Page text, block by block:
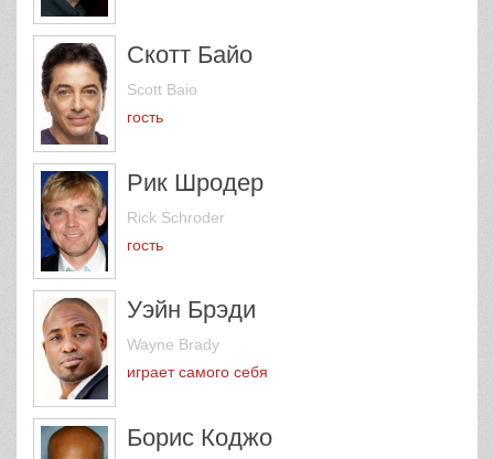
Скотт Байо
Scott Baio
гость
Рик Шродер
Rick Schroder
гость
Уэйн Брэди
Wayne Brady
играет самого себя
Борис Коджо